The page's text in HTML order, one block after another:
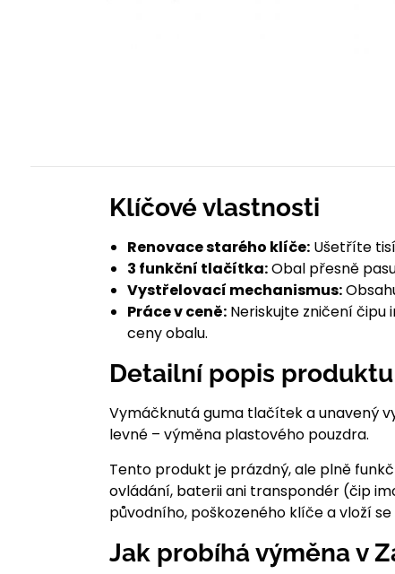
Klíčové vlastnosti
Renovace starého klíče:Ušetříte
3 funkční tlačítka:Obal přesně
Vystřelovací mechanismus:
Práce v ceně:Neriskujte zničení čipu
ceny obalu.
Detailní popis produktu
Vymáčknutá guma tlačítek a unavený
levné – výměna plastového pouzdra.
Tento produkt je prázdný, ale plně
ovládání, baterii ani transpondér (čip
původního, poškozeného klíče a vloží
Jak probíhá výměna v